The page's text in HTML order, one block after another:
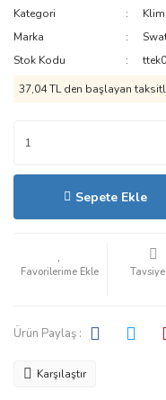
Kategori
Marka
Stok Kodu
37,04 TL den başlayan
Sepete Ekle
Ürün Paylaş :
Karşılaştır